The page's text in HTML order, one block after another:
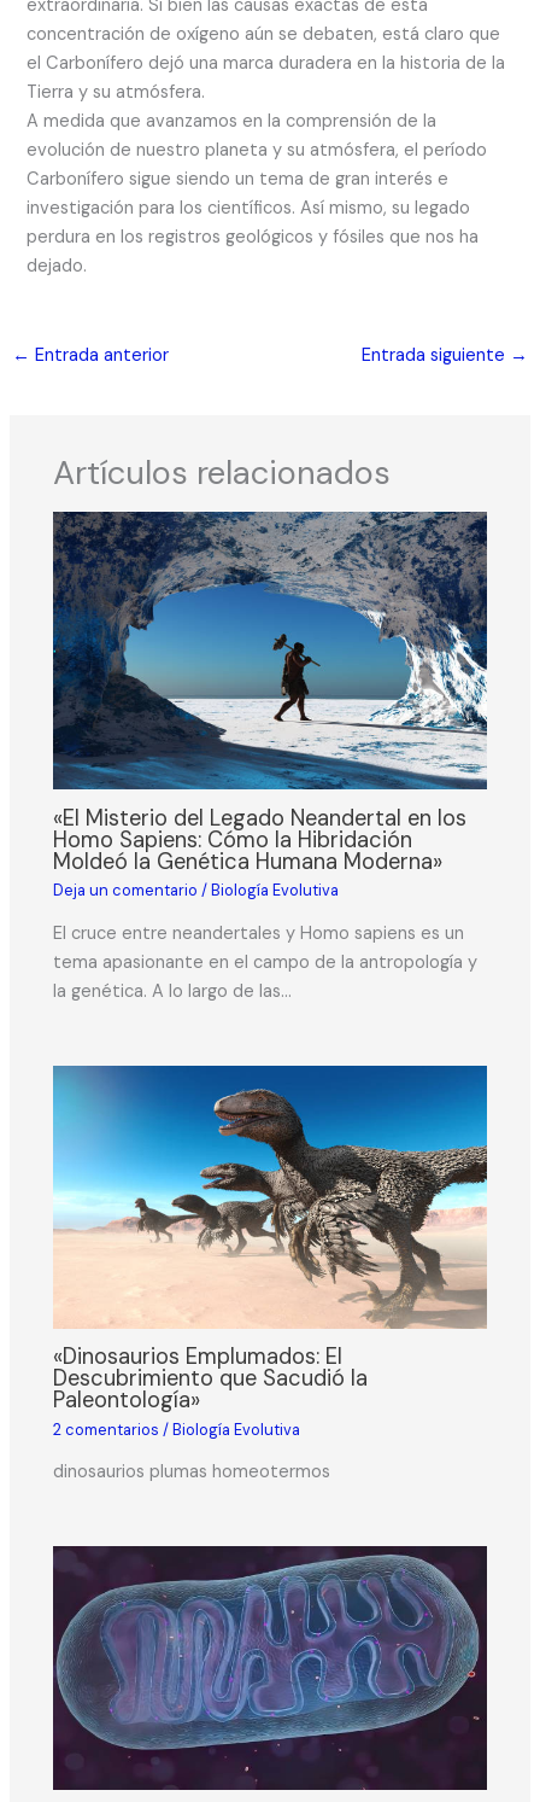
extraordinaria. Si bien las causas exactas de esta
concentración de oxígeno aún se debaten, está claro que
el Carbonífero dejó una marca duradera en la historia de la
Tierra y su atmósfera.
A medida que avanzamos en la comprensión de la
evolución de nuestro planeta y su atmósfera, el período
Carbonífero sigue siendo un tema de gran interés e
investigación para los científicos. Así mismo, su legado
perdura en los registros geológicos y fósiles que nos ha
dejado.
← Entrada anterior Entrada siguiente →
Artículos relacionados
«El Misterio del Legado Neandertal en los
Homo Sapiens: Cómo la Hibridación
Moldeó la Genética Humana Moderna»
Deja un comentario /Biología Evolutiva
El cruce entre neandertales y Homo sapiens es un
tema apasionante en el campo de la antropología y
la genética. A lo largo de las…
«Dinosaurios Emplumados: El
Descubrimiento que Sacudió la
Paleontología»
2 comentarios /Biología Evolutiva
dinosaurios plumas homeotermos